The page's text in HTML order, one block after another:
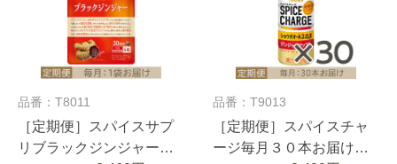
品番：T8011
［定期便］スパイスサプ
リブラックジンジャーお
品番：T9013
［定期便］スパイスチャ
ージ毎月３０本お届けコ